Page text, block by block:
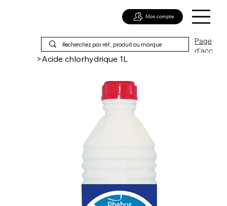
Page
d'acc
Mon compte
>Acide chlorhydrique 1L